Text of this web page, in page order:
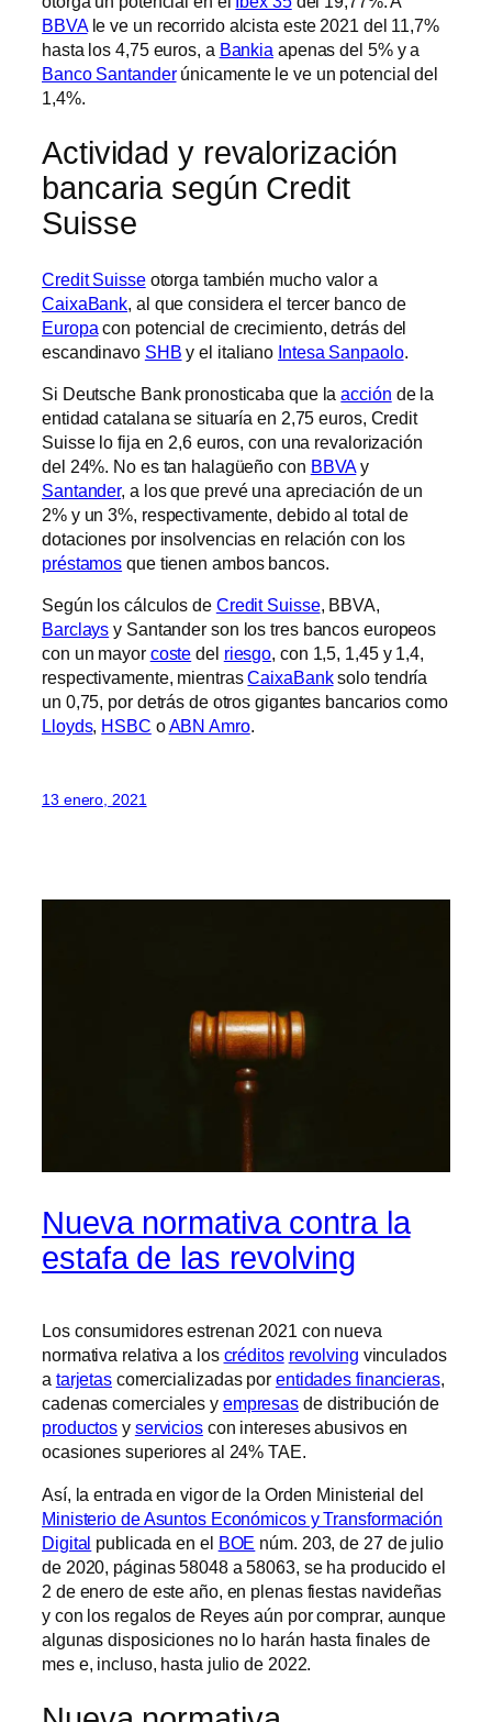
BBVAle ve un recorrido alcista este 2021 del 11,7%
hasta los 4,75 euros, a Bankia apenas del 5% y a
Banco Santanderúnicamente le ve un potencial del
1,4%.
Actividad y revalorización
bancaria según Credit
Suisse
Credit Suisseotorga también mucho valor a
CaixaBank, al que considera el tercer banco de
Europa con potencial de crecimiento, detrás del
escandinavo SHB y el italiano Intesa Sanpaolo.
Si Deutsche Bank pronosticaba que laacción de la
entidad catalana se situaría en 2,75 euros, Credit
Suisse lo fija en 2,6 euros, con una revalorización
del 24%. No es tan halagüeño con BBVAy
Santander, a los que prevé una apreciación de un
2% y un 3%, respectivamente, debido al total de
dotaciones por insolvencias en relación con los
préstamos que tienen ambos bancos.
Según los cálculos de Credit Suisse, BBVA,
Barclays y Santander son los tres bancos europeos
con un mayor coste del riesgo, con 1,5, 1,45 y 1,4,
respectivamente, mientrasCaixaBanksolo tendría
un 0,75, por detrás de otros gigantes bancarios como
Lloyds, HSBC oABN Amro.
13 enero, 2021
Nueva normativa contra la
estafa de las revolving
Los consumidores estrenan 2021 con nueva
normativa relativa a los créditos revolving vinculados
a tarjetas comercializadas por entidades financieras,
cadenas comerciales y empresas de distribución de
productos y servicioscon intereses abusivos en
ocasiones superiores al 24% TAE.
Así, la entrada en vigor de la Orden Ministerial del
Ministerio de Asuntos Económicos y Transformación
Digital publicada en el BOE núm. 203, de 27 de julio
de 2020, páginas 58048 a 58063, se ha producido el
2 de enero de este año, en plenas fiestas navideñas
y con los regalos de Reyes aún por comprar, aunque
algunas disposiciones no lo harán hasta finales de
mes e, incluso, hasta julio de 2022.